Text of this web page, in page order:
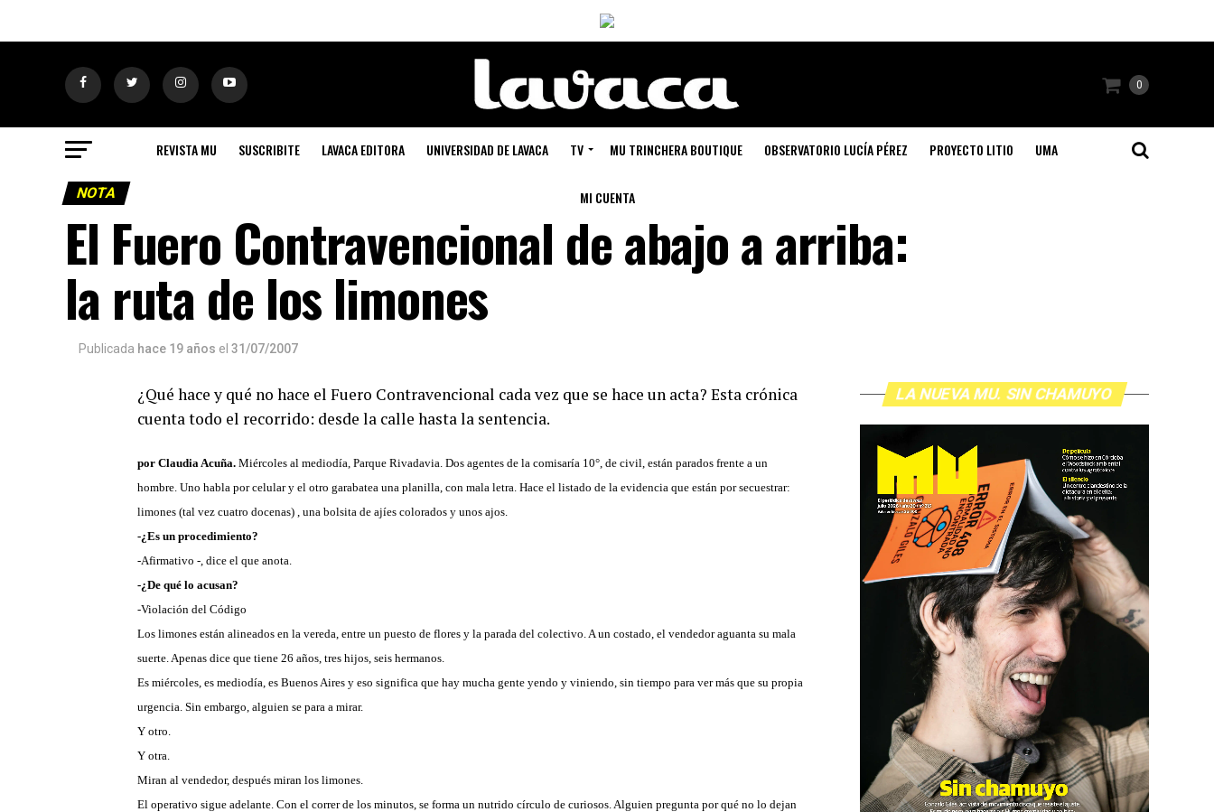
0
REVISTA MU SUSCRIBITE LAVACA EDITORA UNIVERSIDAD DE LAVACA TV MU TRINCHERA BOUTIQUE OBSERVATORIO LUCÍA PÉREZ PROYECTO LITIO UMA
MI CUENTA
NOTA
El Fuero Contravencional de abajo a arriba:
la ruta de los limones
Publicada hace 19 años el 31/07/2007
¿Qué hace y qué no hace el Fuero Contravencional cada vez que se hace un acta? Esta crónica
cuenta todo el recorrido: desde la calle hasta la sentencia.
por Claudia Acuña. Miércoles al mediodía, Parque Rivadavia. Dos agentes de la comisaría 10°, de civil, están parados frente a un
hombre. Uno habla por celular y el otro garabatea una planilla, con mala letra. Hace el listado de la evidencia que están por secuestrar:
limones (tal vez cuatro docenas) , una bolsita de ajíes colorados y unos ajos.
-¿Es un procedimiento?
-Afirmativo -, dice el que anota.
-¿De qué lo acusan?
-Violación del Código
Los limones están alineados en la vereda, entre un puesto de flores y la parada del colectivo. A un costado, el vendedor aguanta su mala
suerte. Apenas dice que tiene 26 años, tres hijos, seis hermanos.
Es miércoles, es mediodía, es Buenos Aires y eso significa que hay mucha gente yendo y viniendo, sin tiempo para ver más que su propia
urgencia. Sin embargo, alguien se para a mirar.
Y otro.
Y otra.
Miran al vendedor, después miran los limones.
El operativo sigue adelante. Con el correr de los minutos, se forma un nutrido círculo de curiosos. Alguien pregunta por qué no lo dejan
LA NUEVA MU. SIN CHAMUYO